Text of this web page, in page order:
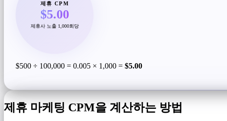
제휴 CPM
$5.00
제휴사 노출 1,000회당
$500 ÷ 100,000 = 0.005 × 1,000 = $5.00
제휴 마케팅 CPM을 계산하는 방법